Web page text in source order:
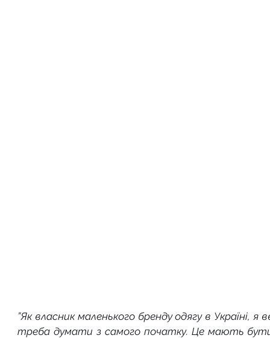
”Як власник маленького бренду одягу в Україні,
треба думати з самого початку. Це мають